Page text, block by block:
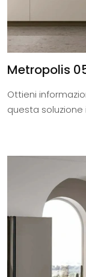
Metropolis
Ottieni
questa